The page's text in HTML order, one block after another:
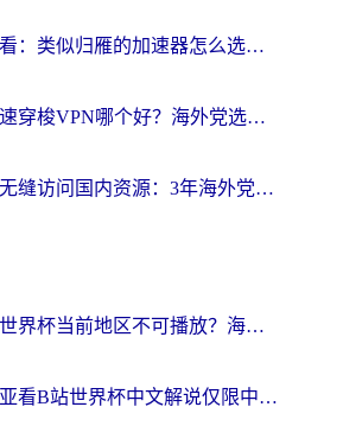
海外党必看：类似归雁的加速器怎么选？一篇搞定无缝访问国内资源
斧牛和极速穿梭VPN哪个好？海外党选回国加速器必看的真实对比与避坑指南
北美回国无缝访问国内资源：3年海外党亲测的加速器选择指南
在美国看世界杯当前地区不可播放？海外党体育观赛终极指南来了！
在澳大利亚看B站世界杯中文解说仅限中国大陆？这篇指南帮你打破限制看遍赛事